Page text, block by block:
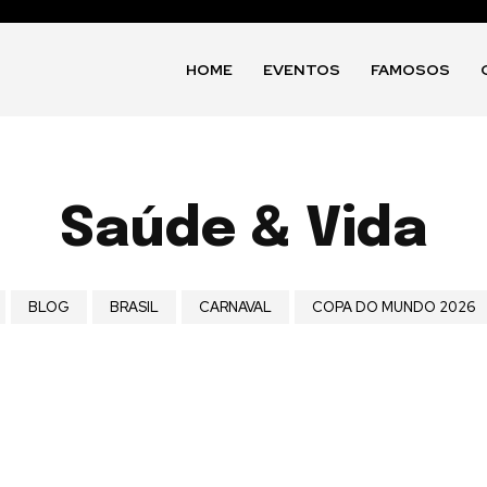
HOME EVENTOS FAMOSOS
Saúde & Vida
BLOG BRASIL CARNAVAL COPA DO MUNDO 2026